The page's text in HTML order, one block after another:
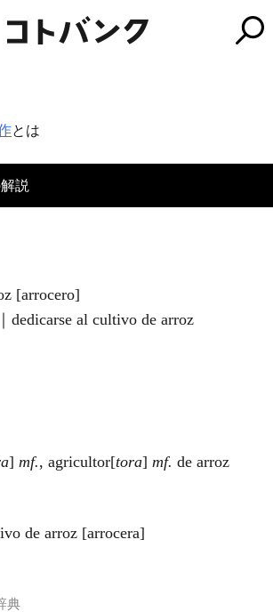
とは
説
[arrocero]
al cultivo de arroz
] mf., agricultor[tora] mf. de arroz
de arroz [arrocera]
典